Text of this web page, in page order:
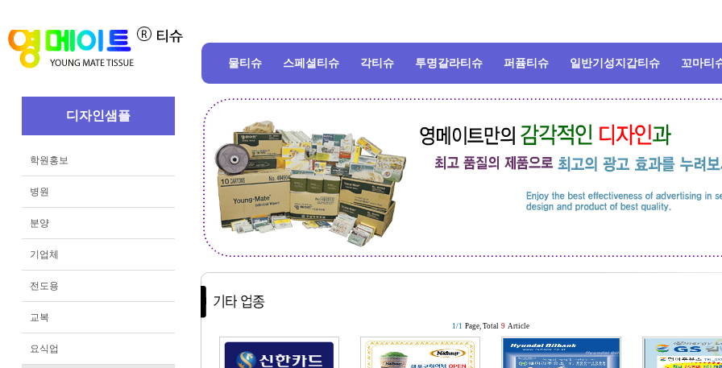
물티슈 스페셜티슈 각티슈 투명갈라티슈 퍼퓸티슈 일반기성지갑티슈 꼬마티
디자인샘플
학원홍보
병원
분양
기업체
전도용
교복
요식업
1/1 Page, Total 9 Article